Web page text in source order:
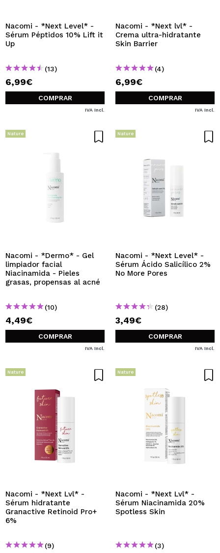
Nacomi - *Next Level* -
Sérum Péptidos 10% Lift it
Up
(13)
6,99€
COMPRAR
IVA Incl.
Nacomi - *Next lvl* -
Crema ultra-hidratante
Skin Barrier
(4)
6,99€
COMPRAR
IVA Incl.
Nature
Nacomi - *Dermo* - Gel
limpiador facial
Niacinamida - Pieles
grasas, propensas al acné
(10)
4,49€
COMPRAR
IVA Incl.
Nature
Nacomi - *Next Level* -
Sérum Ácido Salicílico 2%
No More Pores
(28)
3,49€
COMPRAR
IVA Incl.
Nature
Nacomi - *Next Lvl* -
Sérum hidratante
Granactive Retinoid Pro+
6%
(9)
Nature
Nacomi - *Next Lvl* -
Sérum Niacinamida 20%
Spotless Skin
(3)